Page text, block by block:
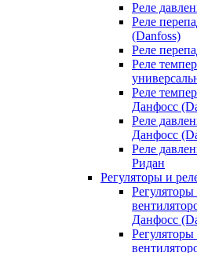
Реле
Реле
(Danfoss)
Реле
Реле
Реле
Данфосс
Реле
Данфосс
Реле
Ридан
Регуляторы и
Данфосс